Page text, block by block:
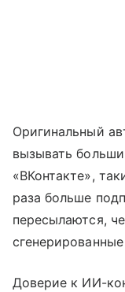
Оригинальный
вызывать
«ВКонтакте»,
раза больше
пересылаются,
Доверие к ИИ-